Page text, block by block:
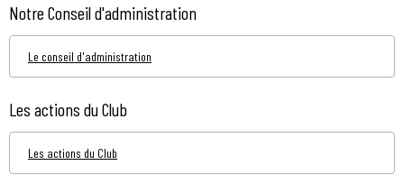
Notre Conseil d'administration
Le conseil d'administration
Les actions du Club
Les actions du Club